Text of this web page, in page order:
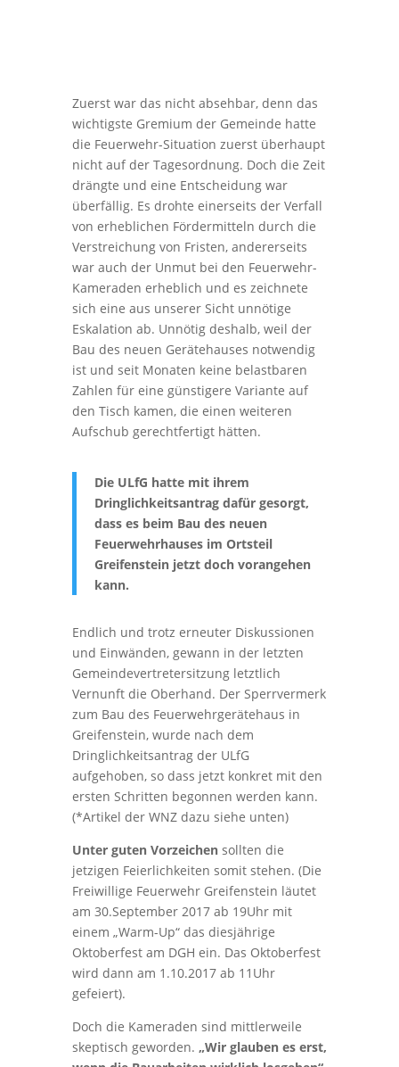
Zuerst war das nicht absehbar, denn das
wichtigste Gremium der Gemeinde hatte
die Feuerwehr-Situation zuerst überhaupt
nicht auf der Tagesordnung. Doch die Zeit
drängte und eine Entscheidung war
überfällig. Es drohte einerseits der Verfall
von erheblichen Fördermitteln durch die
Verstreichung von Fristen, andererseits
war auch der Unmut bei den Feuerwehr-
Kameraden erheblich und es zeichnete
sich eine aus unserer Sicht unnötige
Eskalation ab. Unnötig deshalb, weil der
Bau des neuen Gerätehauses notwendig
ist und seit Monaten keine belastbaren
Zahlen für eine günstigere Variante auf
den Tisch kamen, die einen weiteren
Aufschub gerechtfertigt hätten.
Die ULfG hatte mit ihrem
Dringlichkeitsantrag dafür gesorgt,
dass es beim Bau des neuen
Feuerwehrhauses im Ortsteil
Greifenstein jetzt doch vorangehen
kann.
Endlich und trotz erneuter Diskussionen
und Einwänden, gewann in der letzten
Gemeindevertretersitzung letztlich
Vernunft die Oberhand. Der Sperrvermerk
zum Bau des Feuerwehrgerätehaus in
Greifenstein, wurde nach dem
Dringlichkeitsantrag der ULfG
aufgehoben, so dass jetzt konkret mit den
ersten Schritten begonnen werden kann.
(*Artikel der WNZ dazu siehe unten)
Unter guten Vorzeichensollten die
jetzigen Feierlichkeiten somit stehen. (Die
Freiwillige Feuerwehr Greifenstein läutet
am 30.September 2017 ab 19Uhr mit
einem „Warm-Up“ das diesjährige
Oktoberfest am DGH ein. Das Oktoberfest
wird dann am 1.10.2017 ab 11Uhr
gefeiert).
Doch die Kameraden sind mittlerweile
skeptisch geworden. „Wir glauben es erst,